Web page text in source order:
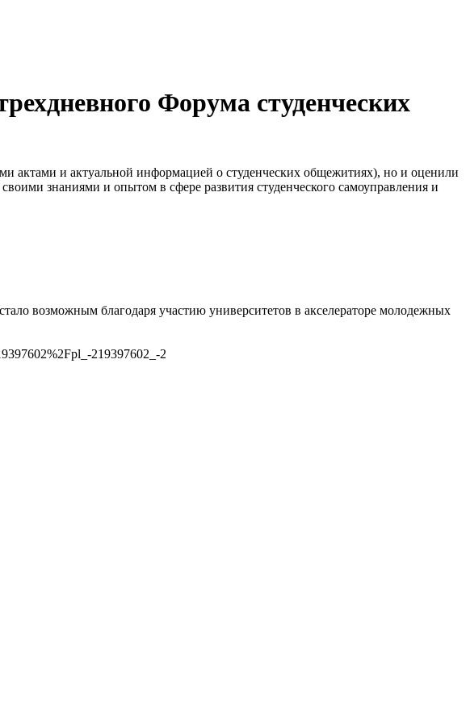
Форума студенческих
актами и актуальной информацией о студенческих общежитиях), но и оценили
знаниями и опытом в сфере развития студенческого самоуправления и
возможным благодаря участию университетов в акселераторе молодежных
219397602_-2